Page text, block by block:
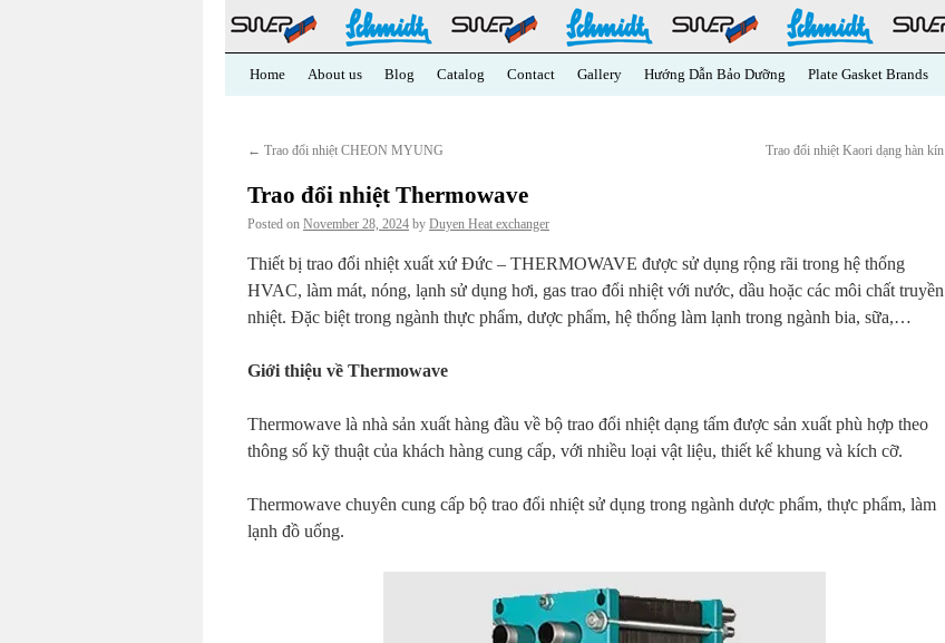
Skip
content
Home About us Blog Catalog Contact Gallery Hướng Dẫn Bảo Dưỡng Plate Gasket Brands
← Trao đổi nhiệt CHEON MYUNG Trao đổi nhiệt Kaori dạng hàn kín
Trao đổi nhiệt Thermowave
Posted on November 28, 2024 by Duyen Heat exchanger
Thiết bị trao đổi nhiệt xuất xứ Đức – THERMOWAVE được sử dụng rộng rãi trong hệ thống
HVAC, làm mát, nóng, lạnh sử dụng hơi, gas trao đổi nhiệt với nước, dầu hoặc các môi chất truyền
nhiệt. Đặc biệt trong ngành thực phẩm, dược phẩm, hệ thống làm lạnh trong ngành bia, sữa,…
Giới thiệu về Thermowave
Thermowave là nhà sản xuất hàng đầu về bộ trao đổi nhiệt dạng tấm được sản xuất phù hợp theo
thông số kỹ thuật của khách hàng cung cấp, với nhiều loại vật liệu, thiết kế khung và kích cỡ.
Thermowave chuyên cung cấp bộ trao đổi nhiệt sử dụng trong ngành dược phẩm, thực phẩm, làm
lạnh đồ uống.